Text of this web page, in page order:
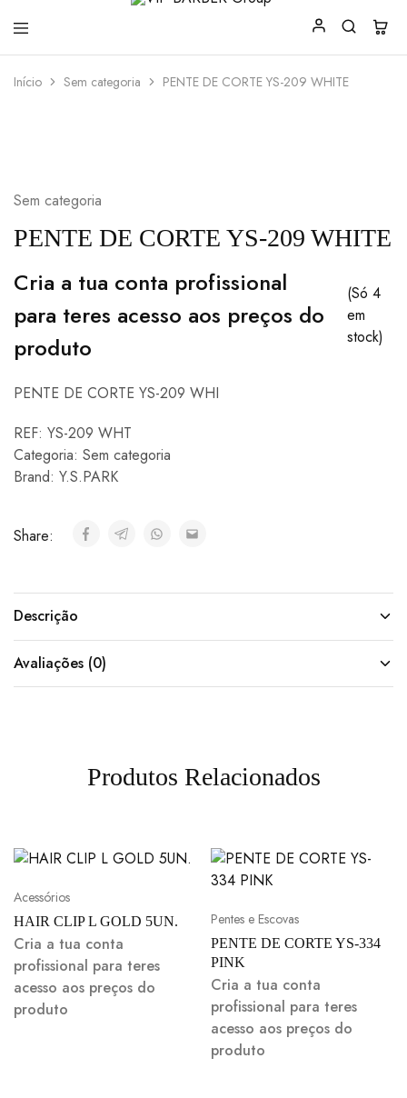
BARBER
para
Início Sem categoria PENTE DE CORTE YS-209 WHITE
Sem categoria
PENTE DE CORTE YS-209 WHITE
Cria a tua conta profissional
para teres acesso aos preços do
produto
(Só 4
em
stock)
PENTE DE CORTE YS-209 WHI
REF: YS-209 WHT
Categoria: Sem categoria
Brand: Y.S.PARK
Share:
Descrição
Avaliações (0)
Produtos Relacionados
Acessórios
HAIR CLIP L GOLD 5UN.
Cria a tua conta
profissional para teres
acesso aos preços do
produto
Pentes e Escovas
PENTE DE CORTE YS-334
PINK
Cria a tua conta
profissional para teres
acesso aos preços do
produto